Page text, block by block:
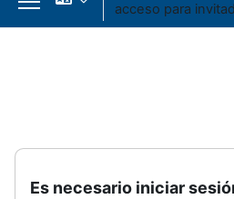
Panel lateral
acceso para
Es necesario iniciar